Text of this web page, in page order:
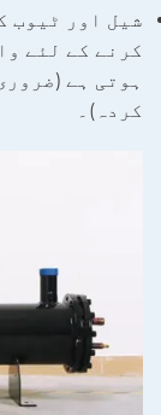
شیل اور ٹیوب
کرنے کے لئے
ہوتی ہے
کردہ)۔